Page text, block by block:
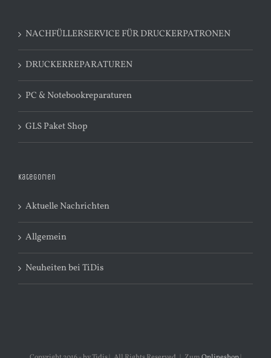
NACHFÜLLERSERVICE FÜR DRUCKERPATRONEN
DRUCKERREPARATUREN
PC & Notebookreparaturen
GLS Paket Shop
Kategorien
Aktuelle Nachrichten
Allgemein
Neuheiten bei TiDis